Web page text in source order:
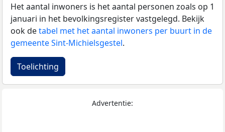
Het aantal inwoners is het aantal personen zoals op 1
januari in het bevolkingsregister vastgelegd. Bekijk
ook detabel met het aantal inwoners per buurt in de
gemeente Sint-Michielsgestel.
Toelichting
Advertentie: